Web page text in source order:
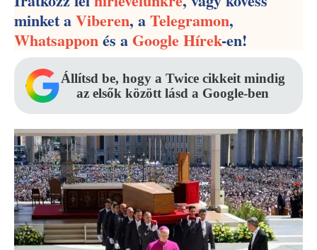
minket aViberen, aTelegramon,
Whatsapponés aGoogle Hírek-en!
Állítsd be, hogy a Twice cikkeit mindig
az elsők között lásd a Google-ben